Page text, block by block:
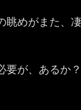
眺めがまた、
要が、あるか